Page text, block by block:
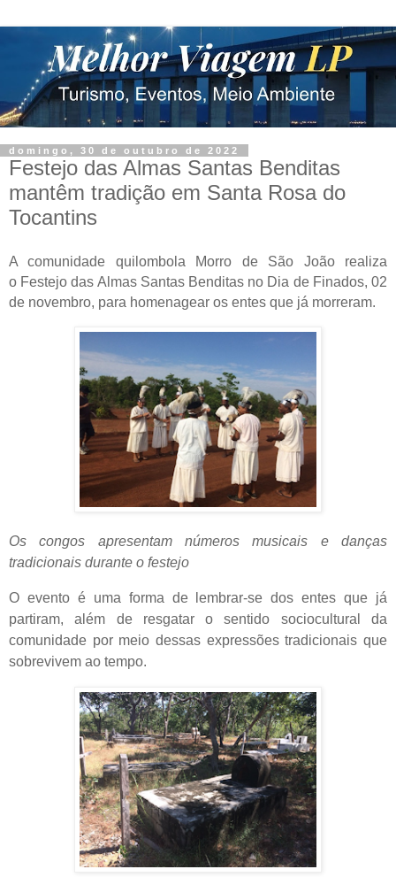
domingo, 30 de outubro de 2022
Festejo das Almas Santas Benditas
mantêm tradição em Santa Rosa do
Tocantins
A comunidade quilombola Morro de São João realiza
o Festejo das Almas Santas Benditas no Dia de Finados, 02
de novembro, para homenagear os entes que já morreram.
Os congos apresentam números musicais e danças
tradicionais durante o festejo
O evento é uma forma de lembrar-se dos entes que já
partiram, além de resgatar o sentido sociocultural da
comunidade por meio dessas expressões tradicionais que
sobrevivem ao tempo.